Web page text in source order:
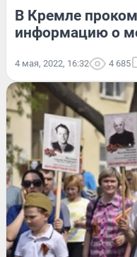
В Кремле
информацию о
4 мая, 2022, 16:32 4 685